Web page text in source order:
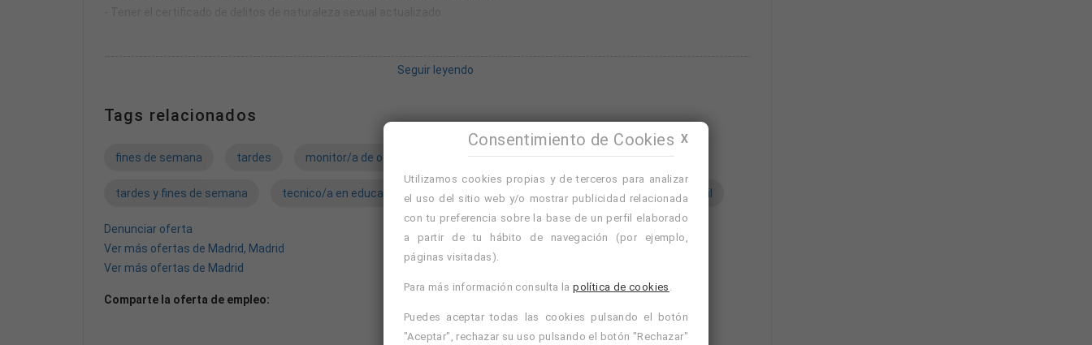
Seguir leyendo
Tags relacionados
fines de semana tardes monitor/a de ocio monitor/a de ocio y tiempo libre
tardes y fines de semana tecnico/a en educacion infantil monitores infantiles monitores infantil
Denunciar oferta
Ver más ofertas de Madrid, Madrid
Ver más ofertas de Madrid
Comparte la oferta de empleo:
X
Consentimiento de Cookies
Utilizamos cookies propias y de terceros para analizar
el uso del sitio web y/o mostrar publicidad relacionada
con tu preferencia sobre la base de un perfil elaborado
a partir de tu hábito de navegación (por ejemplo,
páginas visitadas).
Para más información consulta lapolítica de cookies
Puedes aceptar todas las cookies pulsando el botón
"Aceptar", rechazar su uso pulsando el botón "Rechazar"